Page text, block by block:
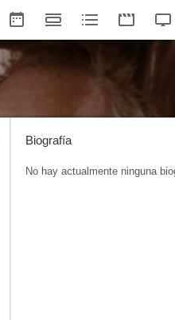
Biografía
No hay actualmente ninguna